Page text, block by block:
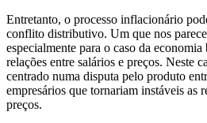
Entretanto, o processo inflacionário
conflito distributivo. Um que nos
especialmente para o caso da economia
relações entre salários e preços. Neste
centrado numa disputa pelo produto
empresários que tornariam instáveis as
preços.